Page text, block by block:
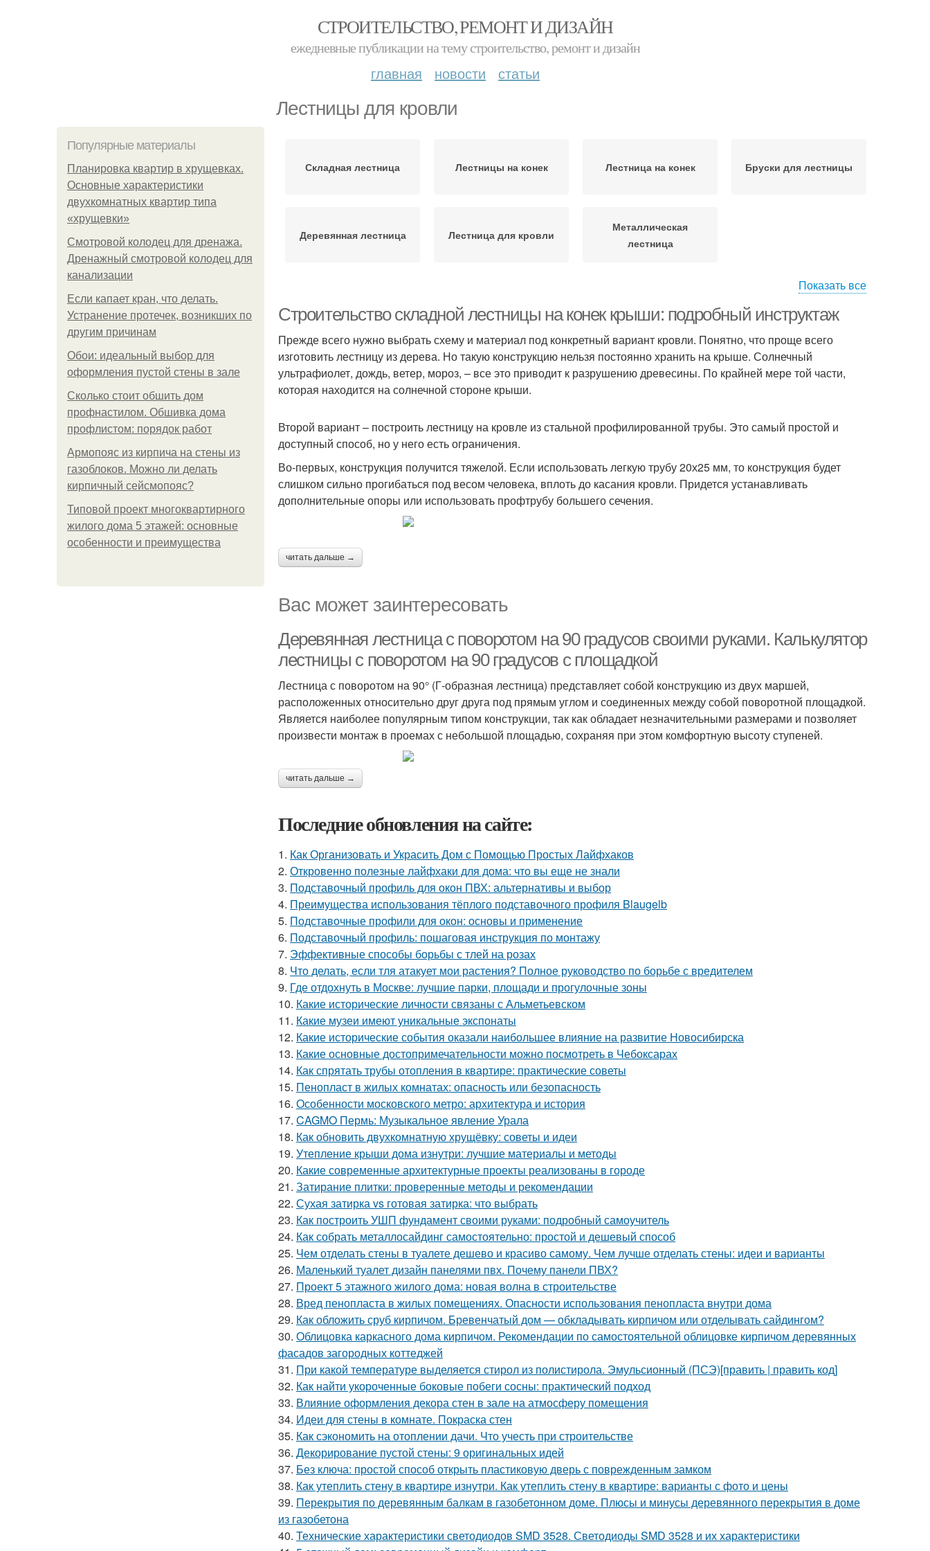
СТРОИТЕЛЬСТВО, РЕМОНТ И ДИЗАЙН
ежедневные публикации на тему строительство, ремонт и дизайн
главная новости статьи
Лестницы для кровли
Популярные материалы
Планировка квартир в хрущевках.
Основные характеристики
двухкомнатных квартир типа
«хрущевки»
Смотровой колодец для дренажа.
Дренажный смотровой колодец для
канализации
Если капает кран, что делать.
Устранение протечек, возникших по
другим причинам
Обои: идеальный выбор для
оформления пустой стены в зале
Сколько стоит обшить дом
профнастилом. Обшивка дома
профлистом: порядок работ
Армопояс из кирпича на стены из
газоблоков. Можно ли делать
кирпичный сейсмопояс?
Типовой проект многоквартирного
жилого дома 5 этажей: основные
особенности и преимущества
Складная лестница Лестницы на конек Лестница на конек Бруски для лестницы
Деревянная лестница Лестница для кровли
Металлическая
лестница
Показать все
Строительство складной лестницы на конек крыши: подробный инструктаж
Прежде всего нужно выбрать схему и материал под конкретный вариант кровли. Понятно, что проще всего
изготовить лестницу из дерева. Но такую конструкцию нельзя постоянно хранить на крыше. Солнечный
ультрафиолет, дождь, ветер, мороз, – все это приводит к разрушению древесины. По крайней мере той части,
которая находится на солнечной стороне крыши.
Второй вариант – построить лестницу на кровле из стальной профилированной трубы. Это самый простой и
доступный способ, но у него есть ограничения.
Во-первых, конструкция получится тяжелой. Если использовать легкую трубу 20х25 мм, то конструкция будет
слишком сильно прогибаться под весом человека, вплоть до касания кровли. Придется устанавливать
дополнительные опоры или использовать профтрубу большего сечения.
читать дальше →
Вас может заинтересовать
Деревянная лестница с поворотом на 90 градусов своими руками. Калькулятор
лестницы с поворотом на 90 градусов с площадкой
Лестница с поворотом на 90° (Г-образная лестница) представляет собой конструкцию из двух маршей,
расположенных относительно друг друга под прямым углом и соединенных между собой поворотной площадкой.
Является наиболее популярным типом конструкции, так как обладает незначительными размерами и позволяет
произвести монтаж в проемах с небольшой площадью, сохраняя при этом комфортную высоту ступеней.
читать дальше →
Последние обновления на сайте:
1. Как Организовать и Украсить Дом с Помощью Простых Лайфхаков
2. Откровенно полезные лайфхаки для дома: что вы еще не знали
3. Подставочный профиль для окон ПВХ: альтернативы и выбор
4. Преимущества использования тёплого подставочного профиля Blaugelb
5. Подставочные профили для окон: основы и применение
6. Подставочный профиль: пошаговая инструкция по монтажу
7. Эффективные способы борьбы с тлей на розах
8. Что делать, если тля атакует мои растения? Полное руководство по борьбе с вредителем
9. Где отдохнуть в Москве: лучшие парки, площади и прогулочные зоны
10. Какие исторические личности связаны с Альметьевском
11. Какие музеи имеют уникальные экспонаты
12. Какие исторические события оказали наибольшее влияние на развитие Новосибирска
13. Какие основные достопримечательности можно посмотреть в Чебоксарах
14. Как спрятать трубы отопления в квартире: практические советы
15. Пенопласт в жилых комнатах: опасность или безопасность
16. Особенности московского метро: архитектура и история
17. CAGMO Пермь: Музыкальное явление Урала
18. Как обновить двухкомнатную хрущёвку: советы и идеи
19. Утепление крыши дома изнутри: лучшие материалы и методы
20. Какие современные архитектурные проекты реализованы в городе
21. Затирание плитки: проверенные методы и рекомендации
22. Сухая затирка vs готовая затирка: что выбрать
23. Как построить УШП фундамент своими руками: подробный самоучитель
24. Как собрать металлосайдинг самостоятельно: простой и дешевый способ
25. Чем отделать стены в туалете дешево и красиво самому. Чем лучше отделать стены: идеи и варианты
26. Маленький туалет дизайн панелями пвх. Почему панели ПВХ?
27. Проект 5 этажного жилого дома: новая волна в строительстве
28. Вред пенопласта в жилых помещениях. Опасности использования пенопласта внутри дома
29. Как обложить сруб кирпичом. Бревенчатый дом — обкладывать кирпичом или отделывать сайдингом?
30. Облицовка каркасного дома кирпичом. Рекомендации по самостоятельной облицовке кирпичом деревянных
фасадов загородных коттеджей
31. При какой температуре выделяется стирол из полистирола. Эмульсионный (ПСЭ)[править | править код]
32. Как найти укороченные боковые побеги сосны: практический подход
33. Влияние оформления декора стен в зале на атмосферу помещения
34. Идеи для стены в комнате. Покраска стен
35. Как сэкономить на отоплении дачи. Что учесть при строительстве
36. Декорирование пустой стены: 9 оригинальных идей
37. Без ключа: простой способ открыть пластиковую дверь с поврежденным замком
38. Как утеплить стену в квартире изнутри. Как утеплить стену в квартире: варианты с фото и цены
39. Перекрытия по деревянным балкам в газобетонном доме. Плюсы и минусы деревянного перекрытия в доме
из газобетона
40. Технические характеристики светодиодов SMD 3528. Светодиоды SMD 3528 и их характеристики